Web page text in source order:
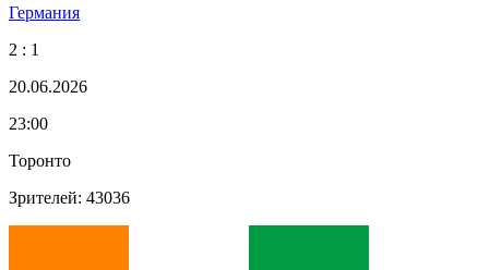
Германия
2 : 1
20.06.2026
23:00
Торонто
Зрителей: 43036